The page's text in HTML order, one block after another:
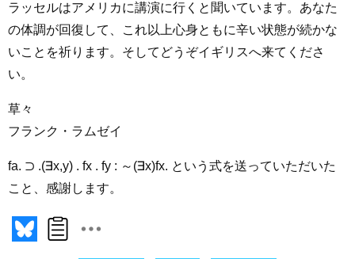
ラッセルはアメリカに講演に行くと聞いています。あなた
の体調が回復して、これ以上心身ともに辛い状態が続かな
いことを祈ります。そしてどうぞイギリスへ来てくださ
い。
草々
フランク・ラムゼイ
fa. ⊃ .(∃x,y) . fx . fy : ～(∃x)fx. という式を送っていただいた
こと、感謝します。